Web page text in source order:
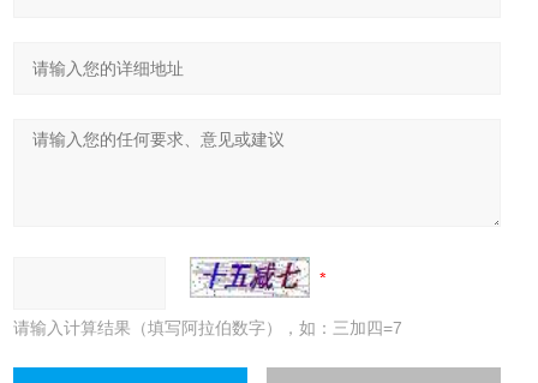
请输入计算结果（填写阿拉伯数字），如：三加四=7